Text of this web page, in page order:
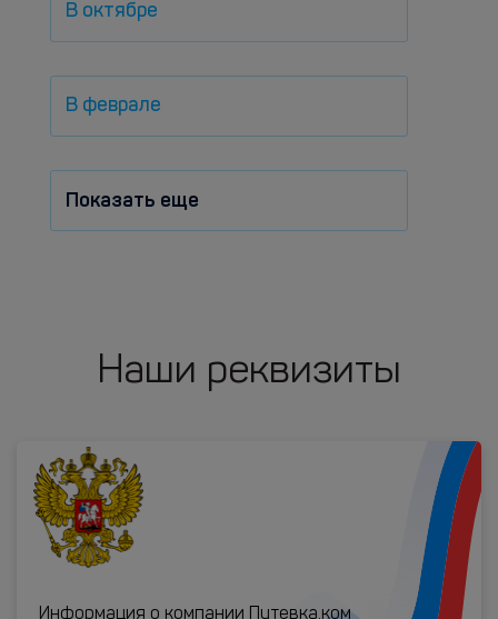
В октябре
В феврале
Показать еще
Наши реквизиты
Информация о компании Путевка.ком